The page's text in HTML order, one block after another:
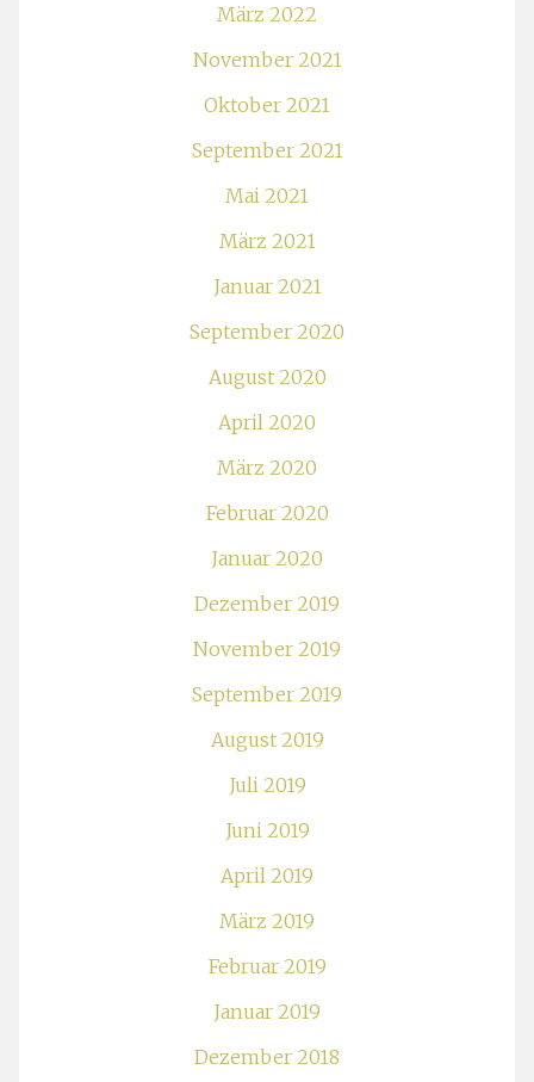
März 2022
November 2021
Oktober 2021
September 2021
Mai 2021
März 2021
Januar 2021
September 2020
August 2020
April 2020
März 2020
Februar 2020
Januar 2020
Dezember 2019
November 2019
September 2019
August 2019
Juli 2019
Juni 2019
April 2019
März 2019
Februar 2019
Januar 2019
Dezember 2018